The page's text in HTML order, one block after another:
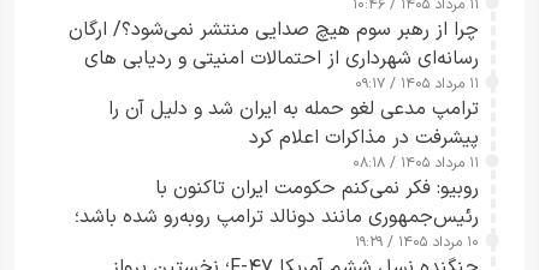
۱۱ مرداد ۱۴۰۵ / ۱۰:۴۶
چرا از رهبر سوم هیچ صدایی منتشر نمی‌شود؟/ ارگان
رسانه‌ای شهرداری از احتمالات امنیتی و ردیابی های
جاسوسی گفت
۱۱ مرداد ۱۴۰۵ / ۰۹:۱۷
ترامپ مدعی لغو حمله به ایران شد و دلیل آن را
پیشرفت در مذاکرات اعلام کرد
۱۱ مرداد ۱۴۰۵ / ۰۸:۱۸
روبیو: فکر نمی‌کنم حکومت ایران تاکنون با
رئیس‌جمهوری مانند دونالد ترامپ روبه‌رو شده باشد؛
کسی که واقعاً دست به اقدام می‌زند
۱۰ مرداد ۱۴۰۵ / ۱۹:۲۹